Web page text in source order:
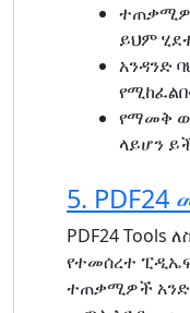
ይህም
አንዳንድ
የማመቅ
ላይሆን
5.
PDF24 Tools
የተመሰረተ
ተጠቃሚዎች አንድ